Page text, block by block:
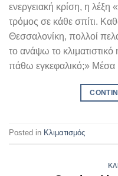
ενεργειακή κρίση, η λέξη
τρόμος σε κάθε σπίτι.
Θεσσαλονίκη, πολλοί
το ανάψω το
πάθω εγκεφαλικό;»
Posted in Κλιματισμός